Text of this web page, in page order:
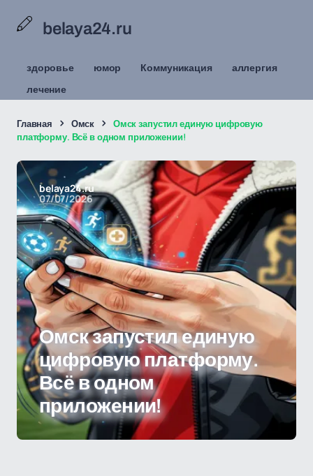
belaya24.ru
здоровье юмор Коммуникация
аллергия
лечение
Главная Омск
Омск запустил единую цифровую
платформу. Всё в одном приложении!
belaya24.ru
07/07/2026
Омск запустил единую
цифровую платформу.
Всё в одном
приложении!